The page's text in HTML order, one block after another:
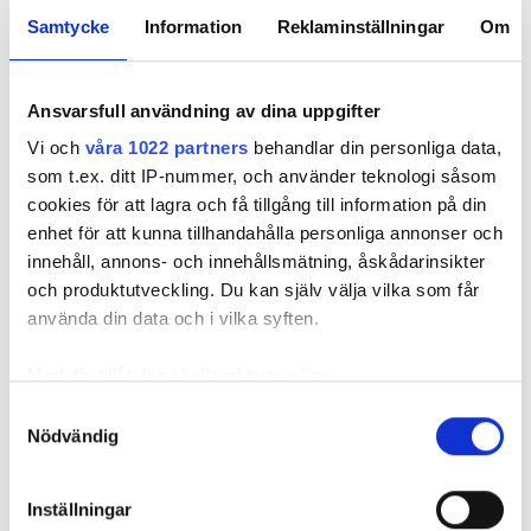
Samtycke Information Reklaminställningar Om
Ansvarsfull användning av dina uppgifter
Vi och våra 1022 partners behandlar din personliga data,
som t.ex. ditt IP-nummer, och använder teknologi såsom
cookies för att lagra och få tillgång till information på din
enhet för att kunna tillhandahålla personliga annonser och
innehåll, annons- och innehållsmätning, åskådarinsikter
och produktutveckling. Du kan själv välja vilka som får
använda din data och i vilka syften.
som kan ha en noggrannhet på upp till flera meter
Ta reda på mer om hur dina personliga uppgifter
Nödvändig
Inställningar
och bevakningar rakt ner i inkorgen